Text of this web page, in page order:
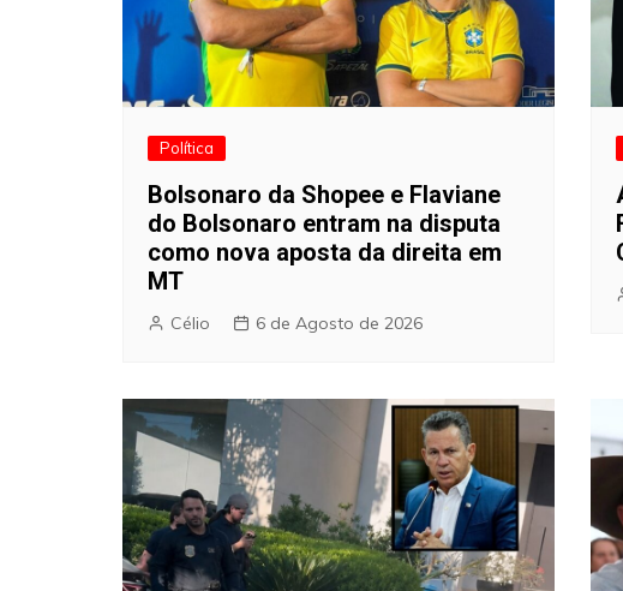
Política
Bolsonaro da Shopee e Flaviane
do Bolsonaro entram na disputa
como nova aposta da direita em
MT
Célio 6 de Agosto de 2026